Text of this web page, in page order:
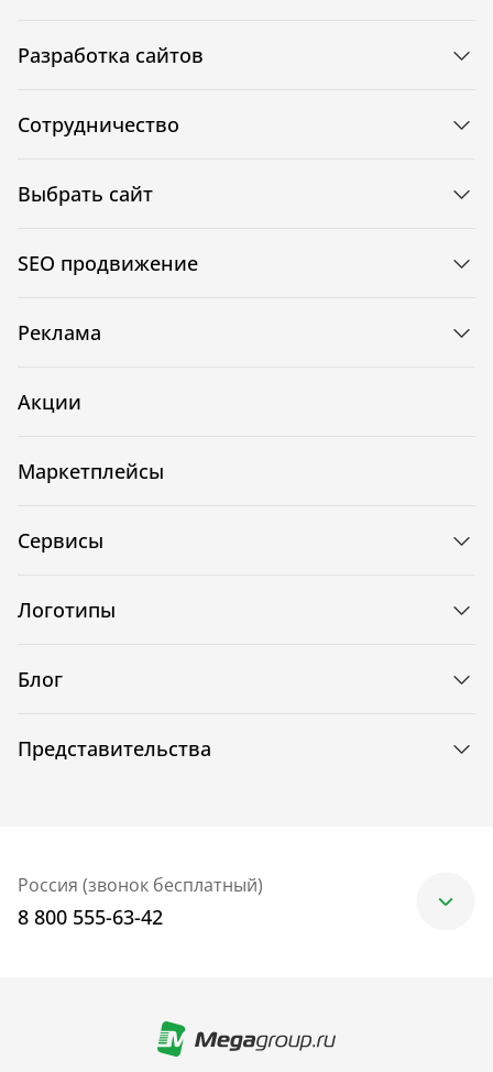
Разработка сайтов
Сотрудничество
Выбрать сайт
SEO продвижение
Реклама
Акции
Маркетплейсы
Сервисы
Логотипы
Блог
Представительства
Россия (звонок бесплатный)
8 800 555-63-42
+7 (499) 705-30-10